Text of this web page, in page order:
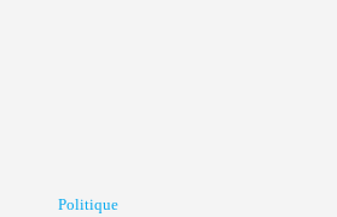
Politique